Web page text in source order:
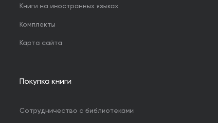
Книги на иностранных языках
Комплекты
Карта сайта
Покупка книги
Сотрудничество с библиотеками